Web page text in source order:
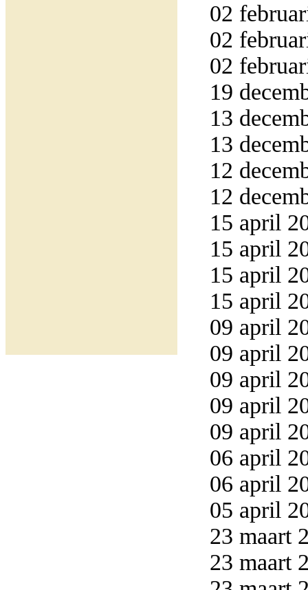
02
02
02
19
13
13
12
12
15 april
15 april
15 april
15 april
09 april
09 april
09 april
09 april
09 april
06 april
06 april
05 april
23 maart
23 maart